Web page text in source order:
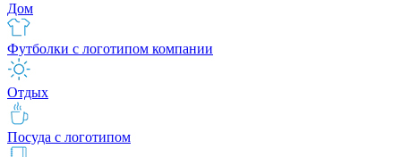
Дом
Футболки с логотипом компании
Отдых
Посуда с логотипом